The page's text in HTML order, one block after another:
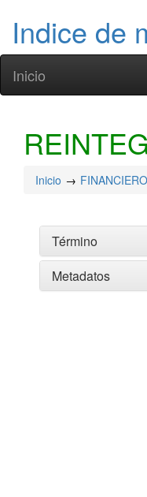
Indice de
Inicio
Inicio FINANCIERO
Término
Metadatos